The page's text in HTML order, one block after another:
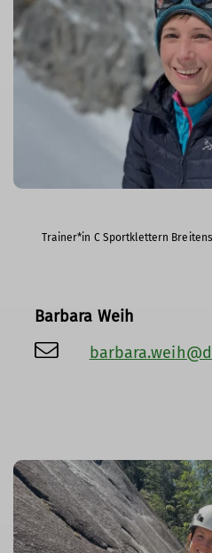
Trainer*in C Sportklettern
Barbara Weih